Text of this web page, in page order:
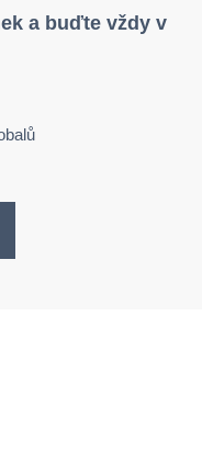
a buďte vždy v